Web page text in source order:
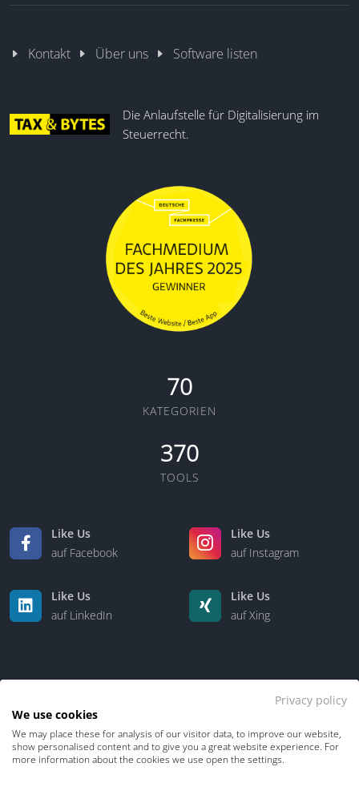
Kontakt Über uns Software listen
Die Anlaufstelle für Digitalisierung im
Steuerrecht.
70
KATEGORIEN
370
TOOLS
Like Us
auf Facebook
Like Us
auf Instagram
Like Us
auf LinkedIn
Like Us
auf Xing
Kontakt Über uns
Privacy policy
We use cookies
We may place these for analysis of our visitor data, to improve our website,
show personalised content and to give you a great website experience. For
more information about the cookies we use open the settings.